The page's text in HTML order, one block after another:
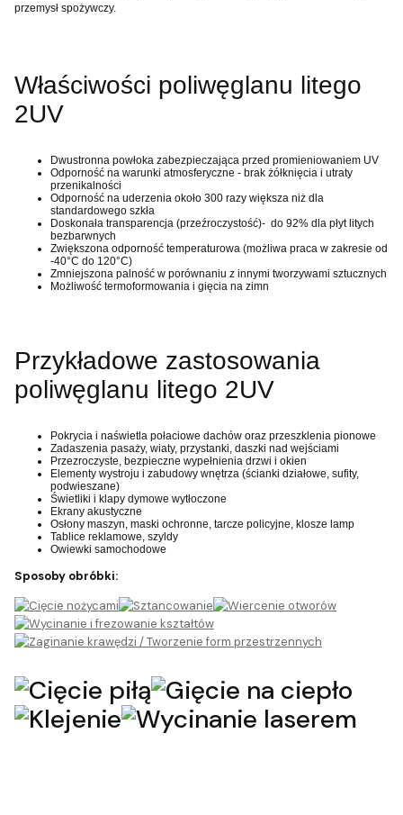
przemysł spożywczy.
Właściwości poliwęglanu litego
2UV
Dwustronna powłoka zabezpieczająca przed promieniowaniem UV
Odporność na warunki atmosferyczne - brak żółknięcia i utraty
przenikalności
Odporność na uderzenia około 300 razy większa niż dla
standardowego szkła
Doskonała transparencja (przeźroczystość)- do 92% dla płyt litych
bezbarwnych
Zwiększona odporność temperaturowa (możliwa praca w zakresie od
-40°C do 120°C)
Zmniejszona palność w porównaniu z innymi tworzywami sztucznych
Możliwość termoformowania i gięcia na zimn
Przykładowe zastosowania
poliwęglanu litego 2UV
Pokrycia i naświetla połaciowe dachów oraz przeszklenia pionowe
Zadaszenia pasaży, wiaty, przystanki, daszki nad wejściami
Przezroczyste, bezpieczne wypełnienia drzwi i okien
Elementy wystroju i zabudowy wnętrza (ścianki działowe, sufity,
podwieszane)
Świetliki i klapy dymowe wytłoczone
Ekrany akustyczne
Osłony maszyn, maski ochronne, tarcze policyjne, klosze lamp
Tablice reklamowe, szyldy
Owiewki samochodowe
Sposoby obróbki: